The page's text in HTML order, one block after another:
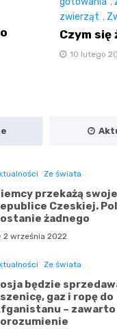
zwierząt ,
Czym się
10 lutego
Ze świata
przekażą
Czeskiej.
żadnego
2 września 2022
Ze świata
będzie
gaz i ropę do
–